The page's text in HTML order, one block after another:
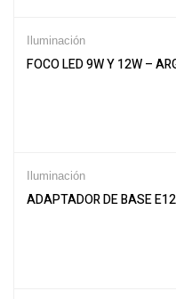
Iluminación
FOCO LED 9W Y 12W –
Iluminación
ADAPTADOR DE BASE